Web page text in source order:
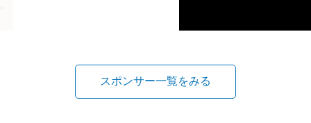
スポンサー一覧をみる